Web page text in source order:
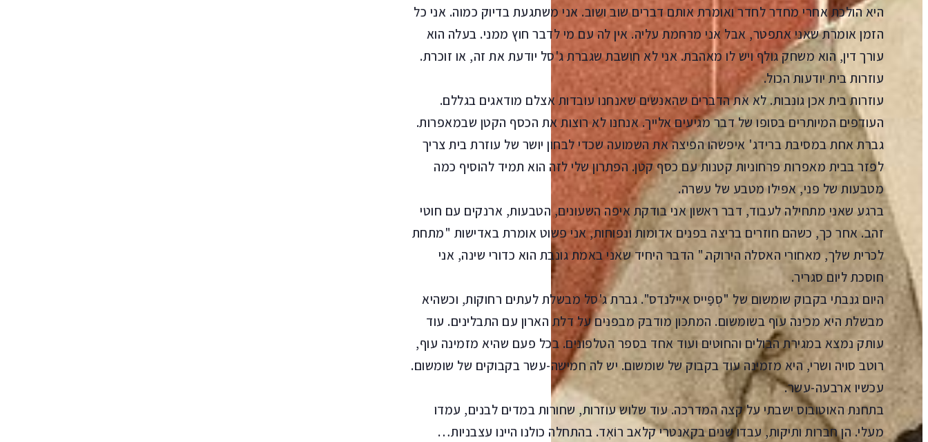
היא הולכת אחרי מחדר לחדר ואומרת אותם דברים שוב ושוב. אני משתגעת בדיוק כמוה. אני כל
הזמן אומרת שאני אתפטר, אבל אני מרחמת עליה. אין לה עם מי לדבר חוץ ממני. בעלה הוא
עורך דין, הוא משחק גולף ויש לו מאהבת. אני לא חושבת שגברת ג'סל יודעת את זה, או זוכרת.
עוזרות בית יודעות הכול.
עוזרות בית אכן גונבות. לא את הדברים שהאנשים שאנחנו עובדות אצלם מודאגים בגללם.
העודפים המיותרים בסופו של דבר מגיעים אלייך. אנחנו לא רוצות את הכסף הקטן שבמאפרות.
גברת אחת במסיבת ברידג' איפשהו הפיצה את השמועה שכדי לבחון יושר של עוזרת בית צריך
לפזר בבית מאפרות פרחוניות קטנות עם כסף קטן. הפתרון שלי לזה הוא תמיד להוסיף כמה
מטבעות של פני, אפילו מטבע של עשרה.
ברגע שאני מתחילה לעבוד, דבר ראשון אני בודקת איפה השעונים, הטבעות, ארנקים עם חוטי
זהב. אחר כך, כשהם חוזרים בריצה בפנים אדומות ונפוחות, אני פשוט אומרת באדישות "מתחת
לכרית שלך, מאחורי האסלה הירוקה." הדבר היחיד שאני באמת גונבת הוא כדורי שינה, אני
חוסכת ליום סגריר.
היום גנבתי בקבוק שומשום של "סְפַּייס איילנדס". גברת ג'סל מבשלת לעתים רחוקות, וכשהיא
מבשלת היא מכינה עוף בשומשום. המתכון מודבק מבפנים על דלת הארון עם התבלינים. עוד
עותק נמצא במגירת הבולים והחוטים ועוד אחד בספר הטלפונים. בכל פעם שהיא מזמינה עוף,
רוטב סויה ושרי, היא מזמינה עוד בקבוק של שומשום. יש לה חמישה-עשר בקבוקים של שומשום.
עכשיו ארבעה-עשר.
בתחנת האוטובוס ישבתי על קצה המדרכה. עוד שלוש עוזרות, שחורות במדים לבנים, עמדו
מעלי. הן חברות ותיקות, עבדו שנים בקאנטרי קלאב רוֹאְד. בהתחלה כולנו היינו עצבניות…